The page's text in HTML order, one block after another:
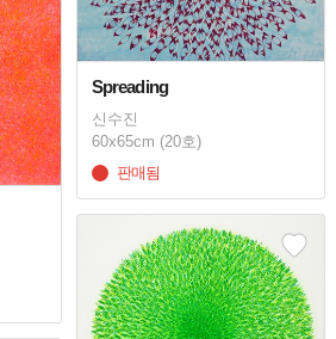
Spreading
신수진
60x65cm (20호)
판매됨